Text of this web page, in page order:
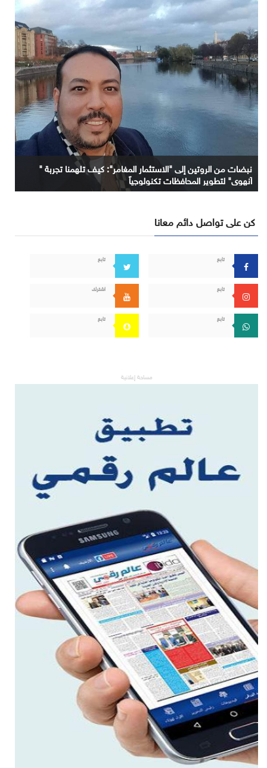
نبضات من الروتين إلى "الاستثمار المغامر": كيف تلهمنا تجربة "
آنهوي" لتطوير المحافظات تكنولوجياً
كن على تواصل دائم معانا
تابع تابع
تابع اشترك
تابع تابع
مساحة إعلانية